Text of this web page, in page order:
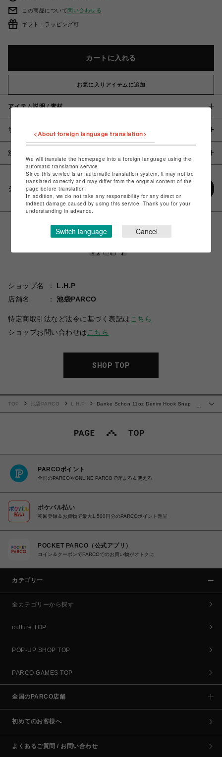
この商品について問い合わせる
ギフト：ラッピング可
カートに入れる
お気に入りアイテムに追加
アイテム説明 / 素材
サイズ
注意事項
シェアする
ショップ名
L.H.P
店舗名
池袋PARCO
特定商取引法など法令に基づく表記は こちら
ショップお問い合わせは こちら
SHOP TOP
…
TOP 池袋PARCO L.H.P
Danke Schon 11oz Denim Hook Snap
PARCOポイント
全国のPARCOやONLINE PARCOで貯まる＆使える
ポケパル払い
初回登録＆お買物で最大1,500円分のPARCOポイント進呈
POCKET PARCO（公式アプリ）
コイン＆クーポンでPARCOでのお買い物がオトクに
カテゴリー
全カテゴリーから探す
culture TOP
POP-UP SHOP TOP
PARCO GAMES TOP
全国のPARCO店舗
初めてのお客様へ
よくあるご質問 / お問い合わせ
<About foreign language translation>
We will translate the homepage into a foreign language using the
automatic translation service.
Since this service is an automatic translation system, it may not be
translated correctly and may differ from the original content of the
page before translation.
In addition, we do not take any responsibility for any direct or
indirect damage caused by using this service. Thank you for your
understanding in advance.
Switch language Cancel